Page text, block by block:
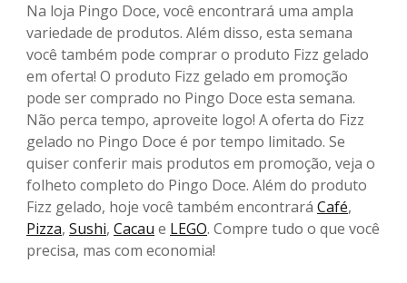
Na loja Pingo Doce, você encontrará uma ampla
variedade de produtos. Além disso, esta semana
você também pode comprar o produto Fizz gelado
em oferta! O produto Fizz gelado em promoção
pode ser comprado no Pingo Doce esta semana.
Não perca tempo, aproveite logo! A oferta do Fizz
gelado no Pingo Doce é por tempo limitado. Se
quiser conferir mais produtos em promoção, veja o
folheto completo do Pingo Doce. Além do produto
Fizz gelado, hoje você também encontrará Café,
Pizza, Sushi, Cacau e LEGO. Compre tudo o que você
precisa, mas com economia!